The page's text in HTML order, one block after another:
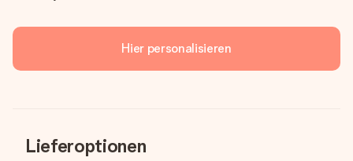
Hier personalisieren
Lieferoptionen